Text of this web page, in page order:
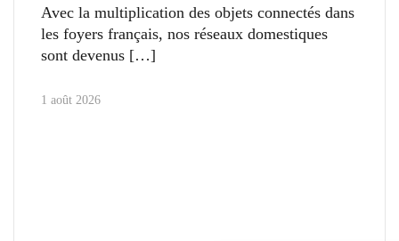
Avec la multiplication des objets connectés dans
les foyers français, nos réseaux domestiques
sont devenus
1 août 2026